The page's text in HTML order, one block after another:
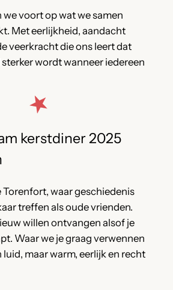
voort op wat we samen
Met eerlijkheid, aandacht
veerkracht die ons leert dat
wordt wanneer iedereen
kerstdiner 2025
Torenfort, waar geschiedenis
treffen als oude vrienden.
willen ontvangen alsof je
Waar we je graag verwennen
maar warm, eerlijk en recht